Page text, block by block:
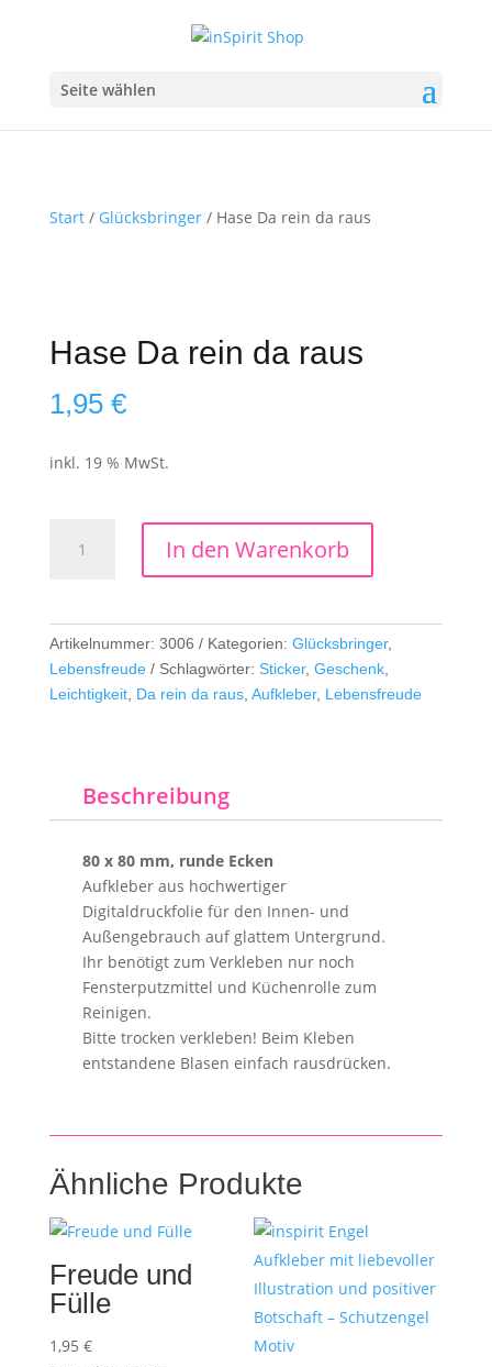
Seite wählen
Start/ Glücksbringer/ Hase Da rein da raus
Hase Da rein da raus
1,95 €
inkl. 19 % MwSt.
raus
In den Warenkorb
Artikelnummer: 3006 Kategorien: Glücksbringer,
Lebensfreude
Schlagwörter: Sticker, Geschenk,
Leichtigkeit, Da rein da raus, Aufkleber, Lebensfreude
Beschreibung
80 x 80 mm, runde Ecken
Aufkleber aus hochwertiger
Digitaldruckfolie für den Innen- und
Außengebrauch auf glattem Untergrund.
Ihr benötigt zum Verkleben nur noch
Fensterputzmittel und Küchenrolle zum
Reinigen.
Bitte trocken verkleben! Beim Kleben
entstandene Blasen einfach rausdrücken.
Ähnliche Produkte
Freude und
Fülle
1,95 €